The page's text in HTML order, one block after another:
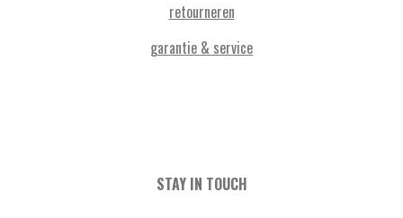
retourneren
garantie & service
STAY IN TOUCH